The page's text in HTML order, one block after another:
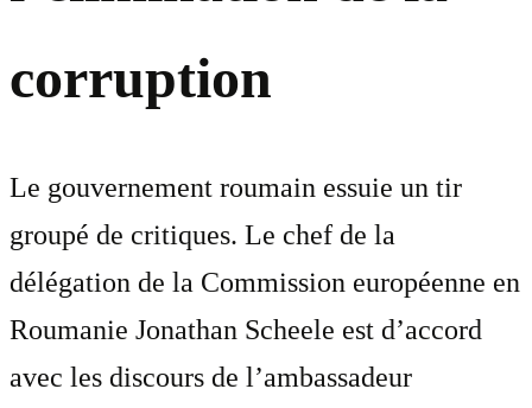
corruption
Le gouvernement roumain essuie un tir
groupé de critiques. Le chef de la
délégation de la Commission européenne en
Roumanie Jonathan Scheele est d’accord
avec les discours de l’ambassadeur